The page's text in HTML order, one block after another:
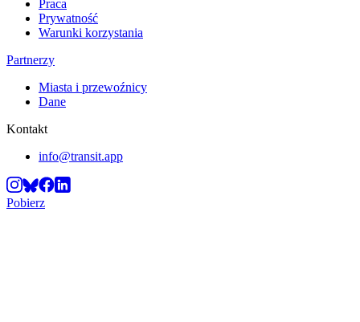
Praca
Prywatność
Warunki korzystania
Partnerzy
Miasta i przewoźnicy
Dane
Kontakt
info@transit.app
Pobierz